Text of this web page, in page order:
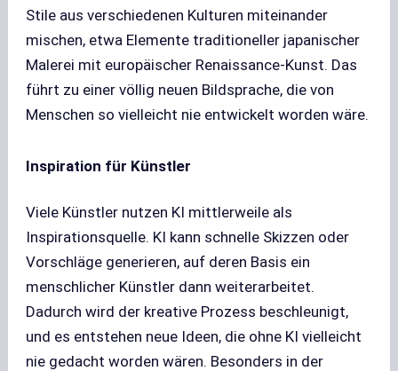
Stile aus verschiedenen Kulturen miteinander
mischen, etwa Elemente traditioneller japanischer
Malerei mit europäischer Renaissance-Kunst. Das
führt zu einer völlig neuen Bildsprache, die von
Menschen so vielleicht nie entwickelt worden wäre.
Inspiration für Künstler
Viele Künstler nutzen KI mittlerweile als
Inspirationsquelle. KI kann schnelle Skizzen oder
Vorschläge generieren, auf deren Basis ein
menschlicher Künstler dann weiterarbeitet.
Dadurch wird der kreative Prozess beschleunigt,
und es entstehen neue Ideen, die ohne KI vielleicht
nie gedacht worden wären. Besonders in der